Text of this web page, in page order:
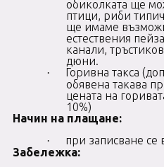
обиколката ще
птици, риби
ще имаме
естествения
канали,
дюни.
·
Горивна такса
обявена такава
цената на
10%)
Начин на плащане:
·
при записване се
Забележка: